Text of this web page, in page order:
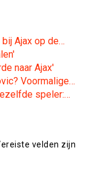
Ajax op de…
naar Ajax'
Voormalige…
speler:…
velden zijn